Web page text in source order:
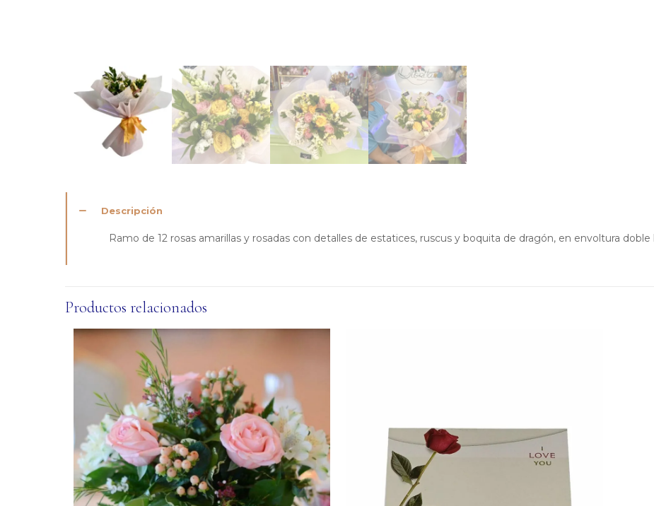
Descripción
Ramo de 12 rosas amarillas y rosadas con detalles de estatices, ruscus y boquita de dragón, en envoltura doble
Productos relacionados